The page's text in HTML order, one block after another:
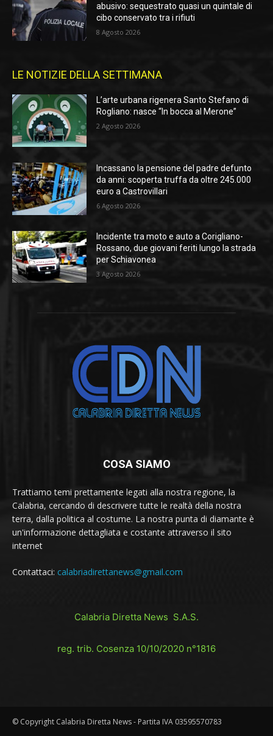
abusivo: sequestrato quasi un quintale di
cibo conservato tra i rifiuti
8 Agosto 2026
LE NOTIZIE DELLA SETTIMANA
L’arte urbana rigenera Santo Stefano di
Rogliano: nasce “In bocca al Merone”
2 Agosto 2026
Incassano la pensione del padre defunto
da anni: scoperta truffa da oltre 245.000
euro a Castrovillari
6 Agosto 2026
Incidente tra moto e auto a Corigliano-
Rossano, due giovani feriti lungo la strada
per Schiavonea
3 Agosto 2026
COSA SIAMO
Trattiamo temi prettamente legati alla nostra regione, la
Calabria, cercando di descrivere tutte le realtà della nostra
terra, dalla politica al costume. La nostra punta di diamante è
un'informazione dettagliata e costante attraverso il sito
internet
Contattaci: calabriadirettanews@gmail.com
Calabria Diretta News S.A.S.
reg. trib. Cosenza 10/10/2020 n°1816
© Copyright Calabria Diretta News - Partita IVA 03595570783